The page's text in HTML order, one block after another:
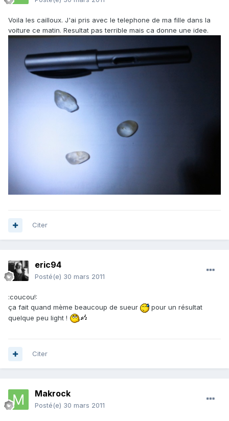
Voila les cailloux. J'ai pris avec le telephone de ma fille dans la
voiture ce matin. Resultat pas terrible mais ca donne une idee.
Citer
eric94
Posté(e) 30 mars 2011
:coucou!:
ça fait quand mème beaucoup de sueur
pour un résultat
quelque peu light !
Citer
Makrock
Posté(e) 30 mars 2011